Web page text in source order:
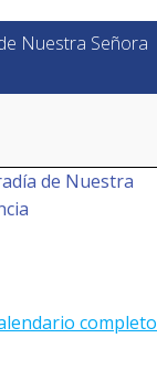
Nuestra Señora
completo